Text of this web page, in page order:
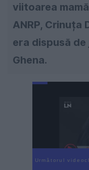
viitoarea
ANRP, Crinuța
era dispusă
Ghena.
Următorul